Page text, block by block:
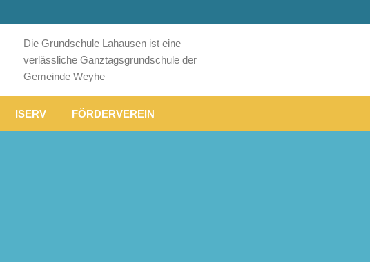
Die Grundschule Lahausen ist eine
verlässliche Ganztagsgrundschule der
Gemeinde Weyhe
ISERV FÖRDERVEREIN